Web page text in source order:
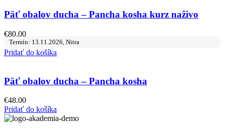
Päť obalov ducha – Pancha kosha kurz naživo
€80.00
Termín: 13.11.2026, Nitra
Pridať do košíka
Päť obalov ducha – Pancha kosha
€48.00
Pridať do košíka